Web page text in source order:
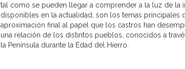
tal como se pueden llegar a comprender a la luz de
disponibles en la actualidad, son los temas
aproximación final al papel que los castros han
una relación de los distintos pueblos, conocidos a
la Península durante la Edad del Hierro.